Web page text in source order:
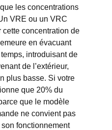
les concentrations
VRE ou un VRC
concentration de
en évacuant
temps, introduisant de
de l’extérieur,
plus basse. Si votre
que 20% du
que le modèle
ne convient pas
fonctionnement